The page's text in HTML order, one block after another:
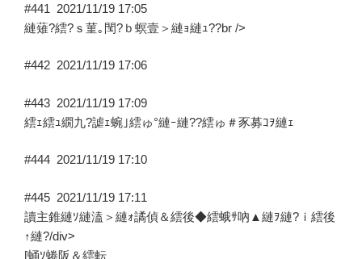
#441 2021/11/19 17:05
縺薙?繧?ｓ菫｡閠?ｂ螟壹＞縺ｮ縺ｭ??br />
#442 2021/11/19 17:06
#443 2021/11/19 17:09
繧ｪ繧ｭ繝九?謔ｪ蜿｣繧ゅ°縺ｰ縺??繧ゅ＃豕募ｺｦ縺ｪ
#444 2021/11/19 17:10
#445 2021/11/19 17:11
讀主錐縺ｿ縺溘＞縺ｫ譎偵＆繧後◆繧蛾ｻ吶▲縺ｦ縺?ｉ繧後
↑縺?/div>
[蛹ｿ蜷阪＆繧転